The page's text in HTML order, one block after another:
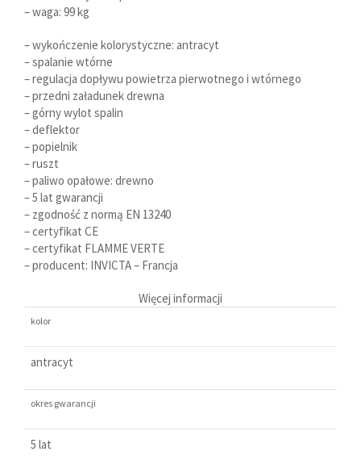
– waga: 99 kg
– wykończenie kolorystyczne: antracyt
– spalanie wtórne
– regulacja dopływu powietrza pierwotnego i wtórnego
– przedni załadunek drewna
– górny wylot spalin
– deflektor
– popielnik
– ruszt
– paliwo opałowe: drewno
– 5 lat gwarancji
– zgodność z normą EN 13240
– certyfikat CE
– certyfikat FLAMME VERTE
– producent: INVICTA – Francja
Więcej informacji
kolor
antracyt
okres gwarancji
5 lat